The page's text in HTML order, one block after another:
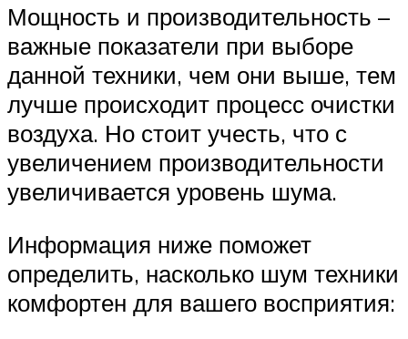
Мощность и производительность –
важные показатели при выборе
данной техники, чем они выше, тем
лучше происходит процесс очистки
воздуха. Но стоит учесть, что с
увеличением производительности
увеличивается уровень шума.
Информация ниже поможет
определить, насколько шум техники
комфортен для вашего восприятия: